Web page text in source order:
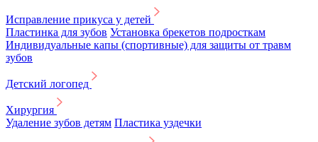
Исправление прикуса у детей
Пластинка для зубов Установка брекетов подросткам
Индивидуальные капы (спортивные) для защиты от травм
зубов
Детский логопед
Хирургия
Удаление зубов детям Пластика уздечки